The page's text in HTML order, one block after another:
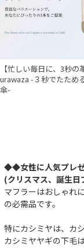
【忙しい毎日に、3秒の
urawaza -３秒でたため
傘-
◆◆女性に人気プレゼ
(クリスマス、誕生
マフラーはおしゃれ
の必需品です。
特にカシミヤは、カ
カシミヤヤギの下毛